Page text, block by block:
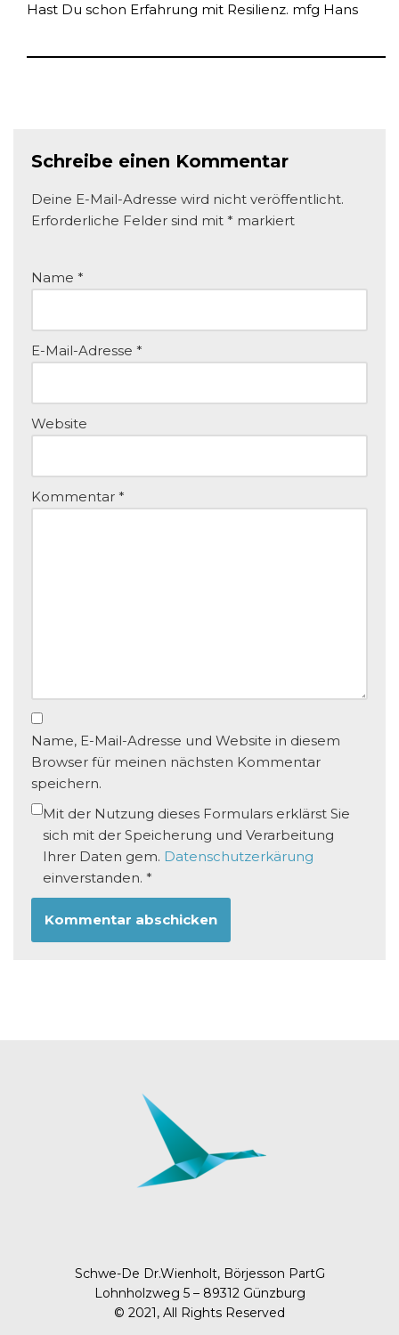
Hast Du schon Erfahrung mit Resilienz. mfg Hans
Schreibe einen Kommentar
Deine E-Mail-Adresse wird nicht veröffentlicht.
Erforderliche Felder sind mit * markiert
Name *
E-Mail-Adresse *
Website
Kommentar *
Name, E-Mail-Adresse und Website in diesem
Browser für meinen nächsten Kommentar
speichern.
Mit der Nutzung dieses Formulars erklärst Sie
sich mit der Speicherung und Verarbeitung
Ihrer Daten gem. Datenschutzerkärung
einverstanden. *
Schwe-De Dr.Wienholt, Börjesson PartG
Lohnholzweg 5 – 89312 Günzburg
© 2021, All Rights Reserved